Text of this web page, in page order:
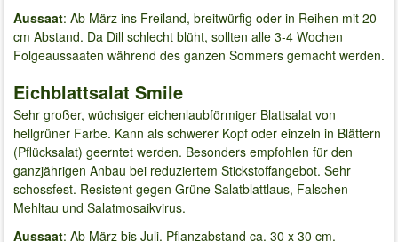
Aussaat: Ab März ins Freiland, breitwürfig oder in Reihen mit 20
cm Abstand. Da Dill schlecht blüht, sollten alle 3-4 Wochen
Folgeaussaaten während des ganzen Sommers gemacht werden.
Eichblattsalat Smile
Sehr großer, wüchsiger eichenlaubförmiger Blattsalat von
hellgrüner Farbe. Kann als schwerer Kopf oder einzeln in Blättern
(Pflücksalat) geerntet werden. Besonders empfohlen für den
ganzjährigen Anbau bei reduziertem Stickstoffangebot. Sehr
schossfest. Resistent gegen Grüne Salatblattlaus, Falschen
Mehltau und Salatmosaikvirus.
Aussaat: Ab März bis Juli. Pflanzabstand ca. 30 x 30 cm.